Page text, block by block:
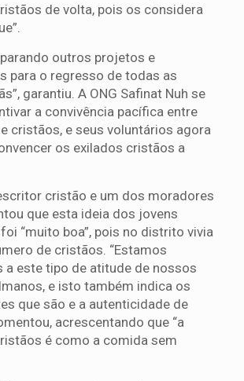
de volta, pois os considera
outros projetos e
para o regresso de todas as
garantiu. A ONG Safinat Nuh se
a convivência pacífica entre
cristãos, e seus voluntários agora
os exilados cristãos a
cristão e um dos moradores
que esta ideia dos jovens
“muito boa”, pois no distrito vivia
de cristãos. “Estamos
a este tipo de atitude de nossos
e isto também indica os
que são e a autenticidade de
acrescentando que “a
é como a comida sem